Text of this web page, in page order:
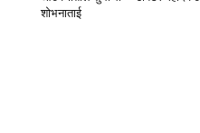
शोभनाताई